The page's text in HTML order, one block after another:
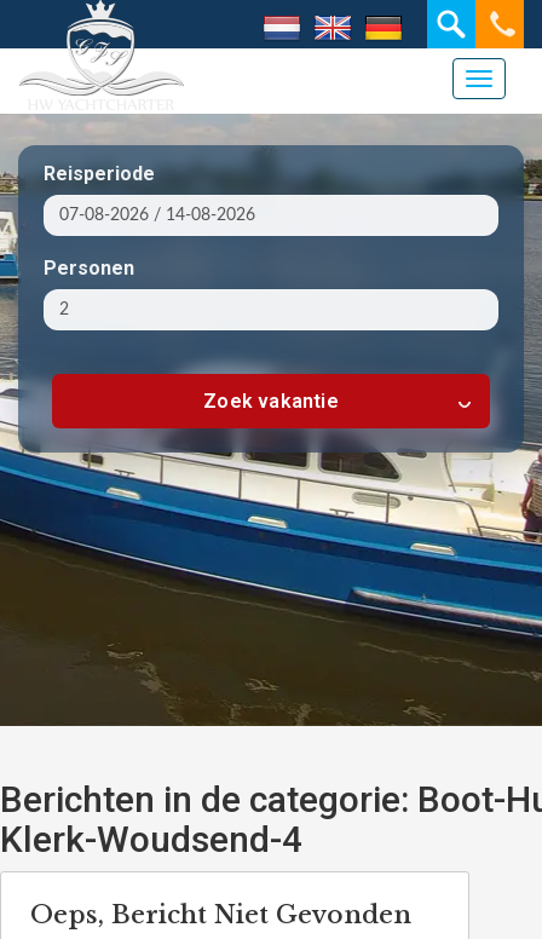
Reisperiode
Personen
Zoek vakantie
Toggle
Berichten in de categorie: Boot-
Klerk-Woudsend-4
Oeps, Bericht Niet Gevonden